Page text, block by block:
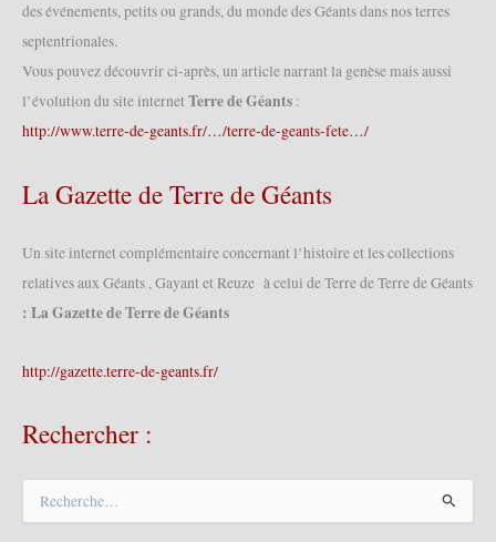
des événements, petits ou grands, du monde des Géants dans nos terres
septentrionales.
Vous pouvez découvrir ci-après, un article narrant la genèse mais aussi
l’évolution du site internet Terre de Géants :
http://www.terre-de-geants.fr/…/terre-de-geants-fete…/
La Gazette de Terre de Géants
Un site internet complémentaire concernant l’histoire et les collections
relatives aux Géants , Gayant et Reuze à celui de Terre de Terre de Géants
: La Gazette de Terre de Géants
http://gazette.terre-de-geants.fr/
Rechercher :